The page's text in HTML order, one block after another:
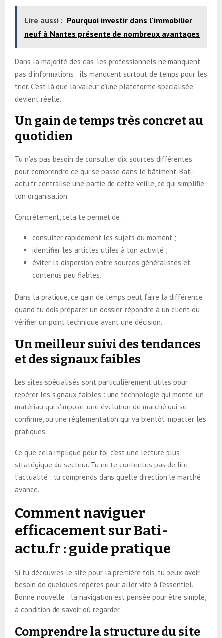
Lire aussi : Pourquoi investir dans l'immobilier
neuf à Nantes présente de nombreux avantages
Dans la majorité des cas, les professionnels ne manquent
pas d’informations : ils manquent surtout de temps pour les
trier. C’est là que la valeur d’une plateforme spécialisée
devient réelle.
Un gain de temps très concret au
quotidien
Tu n’as pas besoin de consulter dix sources différentes
pour comprendre ce qui se passe dans le bâtiment. Bati-
actu.fr centralise une partie de cette veille, ce qui simplifie
ton organisation.
Concrètement, cela te permet de :
consulter rapidement les sujets du moment ;
identifier les articles utiles à ton activité ;
éviter la dispersion entre sources généralistes et
contenus peu fiables.
Dans la pratique, ce gain de temps peut faire la différence
quand tu dois préparer un dossier, répondre à un client ou
vérifier un point technique avant une décision.
Un meilleur suivi des tendances
et des signaux faibles
Les sites spécialisés sont particulièrement utiles pour
repérer les signaux faibles : une technologie qui monte, un
matériau qui s’impose, une évolution de marché qui se
confirme, ou une réglementation qui va bientôt impacter les
pratiques.
Ce que cela implique pour toi, c’est une lecture plus
stratégique du secteur. Tu ne te contentes pas de lire
l’actualité : tu comprends dans quelle direction le marché
avance.
Comment naviguer
efficacement sur Bati-
actu.fr : guide pratique
Si tu découvres le site pour la première fois, tu peux avoir
besoin de quelques repères pour aller vite à l’essentiel.
Bonne nouvelle : la navigation est pensée pour être simple,
à condition de savoir où regarder.
Comprendre la structure du site